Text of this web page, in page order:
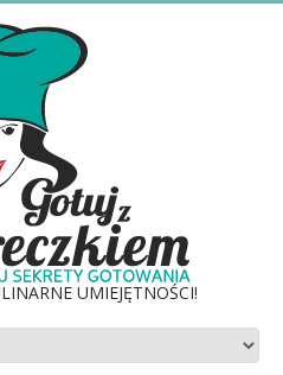
UMIEJĘTNOŚCI!